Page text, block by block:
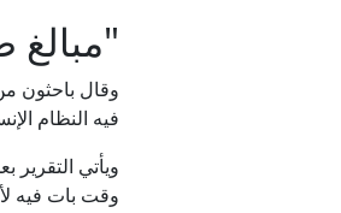
"مبالغ
وقال باحثون
فيه النظام
ويأتي
وقت بات فيه